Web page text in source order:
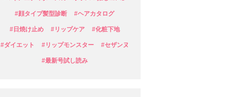
#顔タイプ髪型診断 #ヘアカタログ
#日焼け止め #リップケア #化粧下地
#ダイエット #リップモンスター #セザンヌ
#最新号試し読み